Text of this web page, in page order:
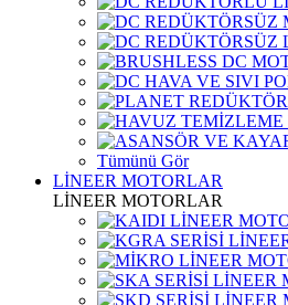
Tümünü Gör
LİNEER MOTORLAR
LİNEER MOTORLAR